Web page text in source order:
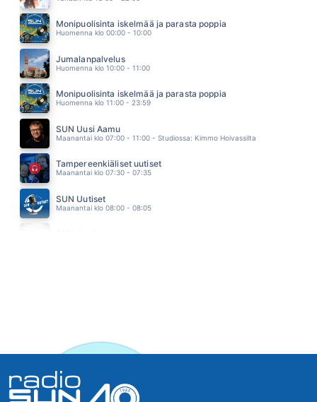
ELONKERJUU
10.18
YÖLINTU
10.10
Monipuolisinta iskelmää ja parasta poppia
Huomenna klo 00:00 - 10:00
Jumalanpalvelus
Huomenna klo 10:00 - 11:00
Monipuolisinta iskelmää ja parasta poppia
Huomenna klo 11:00 - 23:59
SUN Uusi Aamu
Maanantai klo 07:00 - 11:00 - Studiossa: Kimmo Hoivassilta
Tampereenkiäliset uutiset
Maanantai klo 07:30 - 07:35
SUN Uutiset
Maanantai klo 08:00 - 08:05